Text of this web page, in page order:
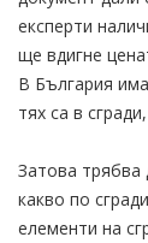
експерти
ще вдигне
В България
тях са в
Затова трябва
какво по
елементи на